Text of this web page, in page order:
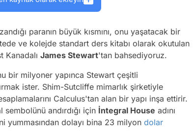
paranın büyük kısmını, onu yaşatacak bir
ve kolejde standart ders kitabı olarak okutulan
Kanadalı James Stewart'tan bahsediyoruz.
bir milyoner yapınca Stewart çeşitli
ister. Shim-Sutcliffe mimarlık şirketiyle
Calculus'tan alan bir yapı inşa ettirir.
andırdığı için İntegral House adını
yummasından dolayı bina 23 milyon dolar